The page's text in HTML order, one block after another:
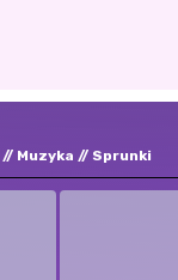
Muzyka Sprunki